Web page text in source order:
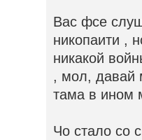
Вас фсе
никопаити ,
никакой
, мол, давай
тама в ином
Чо стало со